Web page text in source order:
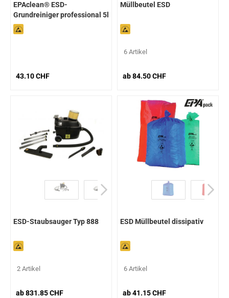
EPAclean® ESD-
Grundreiniger professional 5l
43.10 CHF
Müllbeutel ESD
6 Artikel
ab 84.50 CHF
ESD-Staubsauger Typ 888
2 Artikel
ab 831.85 CHF
ESD Müllbeutel dissipativ
6 Artikel
ab 41.15 CHF